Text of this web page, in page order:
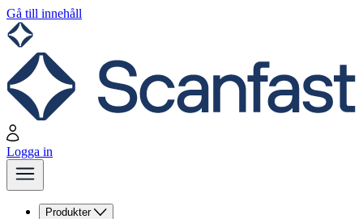
Gå till innehåll
Logga in
Produkter